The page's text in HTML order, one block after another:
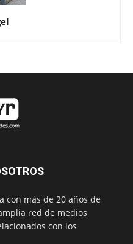
con más de 20 años de
red de medios
con los